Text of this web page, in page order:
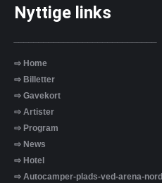
Nyttige links
⇨ Home
⇨ Billetter
⇨ Gavekort
⇨ Artister
⇨ Program
⇨ News
⇨ Hotel
⇨ Autocamper-plads-ved-arena-nord